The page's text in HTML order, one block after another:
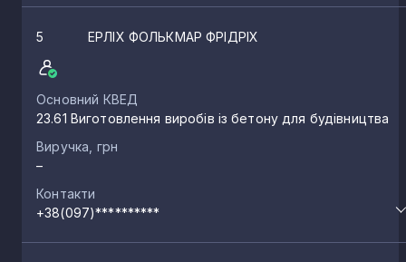
5 ЕРЛІХ ФОЛЬКМАР ФРІДРІХ
Основний КВЕД
23.61 Виготовлення виробів із бетону для будівництва
Виручка, грн
–
Контакти
+38(097)**********